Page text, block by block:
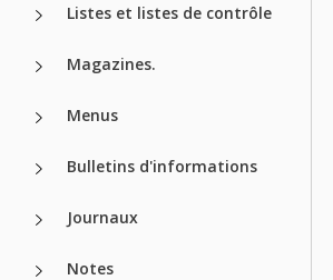
Listes et listes de contrôle
Magazines.
Menus
Bulletins d'informations
Journaux
Notes